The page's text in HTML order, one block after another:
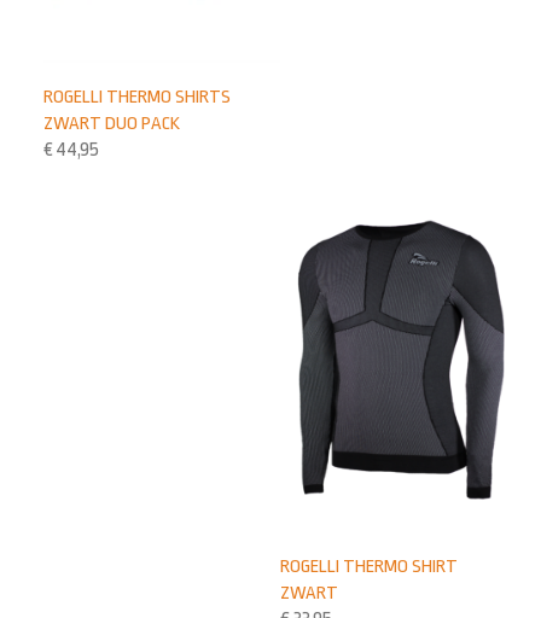
ROGELLI THERMO SHIRTS
ZWART DUO PACK
€ 44,95
ROGELLI THERMO SHIRT
ZWART